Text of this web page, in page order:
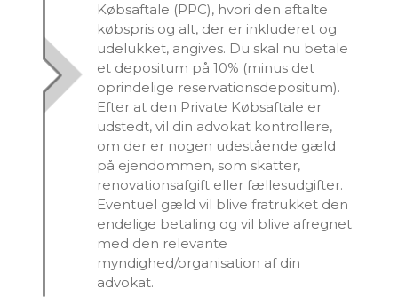
Købsaftale (PPC), hvori den aftalte
købspris og alt, der er inkluderet og
udelukket, angives. Du skal nu betale
et depositum på 10% (minus det
oprindelige reservationsdepositum).
Efter at den Private Købsaftale er
udstedt, vil din advokat kontrollere,
om der er nogen udestående gæld
på ejendommen, som skatter,
renovationsafgift eller fællesudgifter.
Eventuel gæld vil blive fratrukket den
endelige betaling og vil blive afregnet
med den relevante
myndighed/organisation af din
advokat.